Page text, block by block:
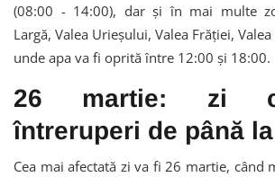
(08:00 - 14:00), dar și în mai multe
Largă, Valea Urieșului, Valea Frăției,
unde apa va fi oprită între 12:00 și 18:00.
26 martie: zi
întreruperi de până
Cea mai afectată zi va fi 26 martie, când